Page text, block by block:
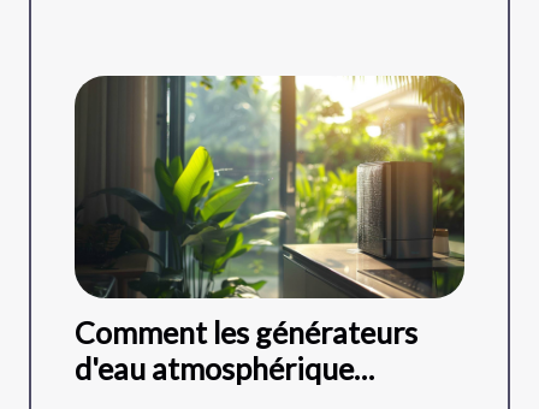
Comment les générateurs
d'eau atmosphérique